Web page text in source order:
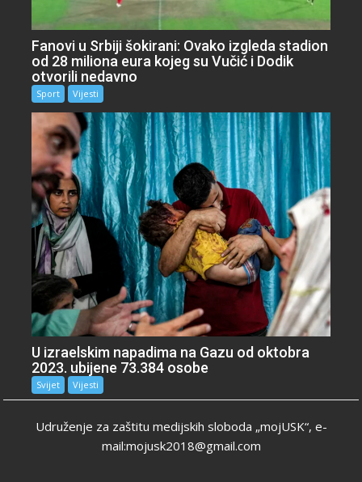
Fanovi u Srbiji šokirani: Ovako izgleda stadion
od 28 miliona eura kojeg su Vučić i Dodik
otvorili nedavno
Sport Vijesti
U izraelskim napadima na Gazu od oktobra
2023. ubijene 73.384 osobe
Svijet Vijesti
Udruženje za zaštitu medijskih sloboda „mojUSK“, e-
mail:mojusk2018@gmail.com